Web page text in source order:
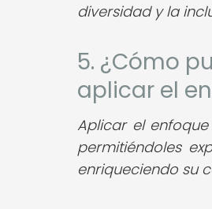
diversidad y la
5. ¿Cómo
aplicar el
Aplicar el
permitiéndoles
enriqueciendo su